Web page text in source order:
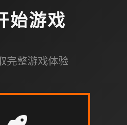
始游戏
完整游戏体验